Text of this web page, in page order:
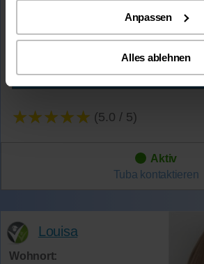
Anpassen
Alles ablehnen
4 Jahre
Mehr Infos
★★★★★ (5.0 / 5)
Aktiv
Tuba kontaktieren
Louisa
Wohnort: